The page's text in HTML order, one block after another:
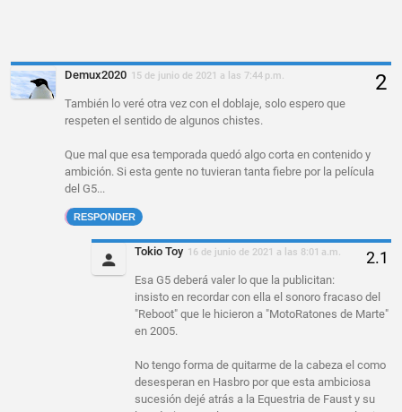
Demux2020 15 de junio de 2021 a las 7:44 p.m.
También lo veré otra vez con el doblaje, solo espero que
respeten el sentido de algunos chistes.
Que mal que esa temporada quedó algo corta en contenido y
ambición. Si esta gente no tuvieran tanta fiebre por la película
del G5...
RESPONDER
Tokio Toy 16 de junio de 2021 a las 8:01 a.m.
Esa G5 deberá valer lo que la publicitan:
insisto en recordar con ella el sonoro fracaso del
"Reboot" que le hicieron a "MotoRatones de Marte"
en 2005.
No tengo forma de quitarme de la cabeza el como
desesperan en Hasbro por que esta ambiciosa
sucesión dejé atrás a la Equestria de Faust y su